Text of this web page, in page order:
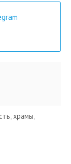
,храмы,